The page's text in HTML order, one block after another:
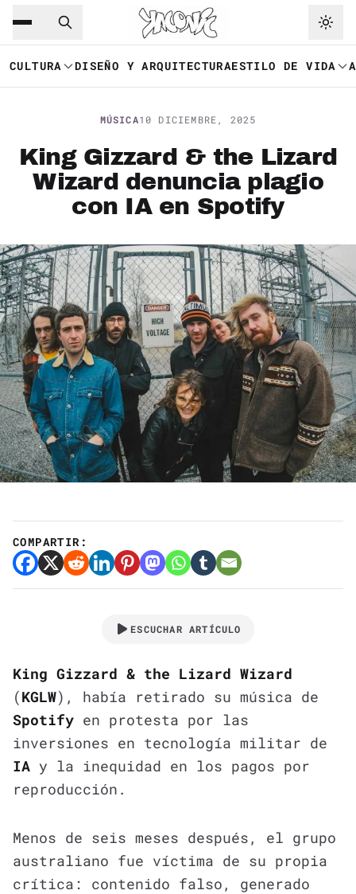
Saltar al contenido principal
CULTURA DISEÑO Y ARQUITECTURAESTILO DE VIDA
MÚSICA10 DICIEMBRE, 2025
King Gizzard & the Lizard
Wizard denuncia plagio
con IA en Spotify
COMPARTIR:
ESCUCHAR ARTÍCULO
King Gizzard & the Lizard Wizard
(KGLW), había retirado su música de
Spotify en protesta por las
inversiones en tecnología militar de
IA y la inequidad en los pagos por
reproducción.
Menos de seis meses después, el grupo
australiano fue víctima de su propia
crítica: contenido falso, generado